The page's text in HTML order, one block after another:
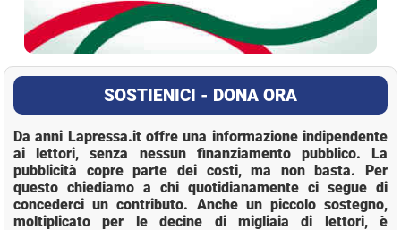
SOSTIENICI - DONA ORA
Da anni Lapressa.it offre una informazione indipendente
ai lettori, senza nessun finanziamento pubblico. La
pubblicità copre parte dei costi, ma non basta. Per
questo chiediamo a chi quotidianamente ci segue di
concederci un contributo. Anche un piccolo sostegno,
moltiplicato per le decine di migliaia di lettori, è